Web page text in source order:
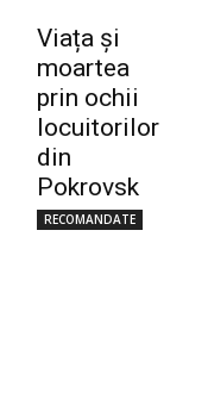
Viața și
moartea
prin ochii
locuitorilor
din
Pokrovsk
RECOMANDATE